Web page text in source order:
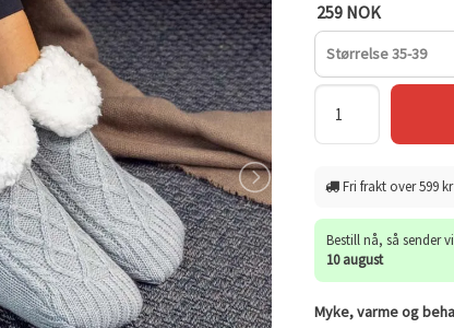
259 NOK
Størrelse 35-39
Fri frakt over 599 kr
Bestill nå, så sender
10 august
Myke, varme og